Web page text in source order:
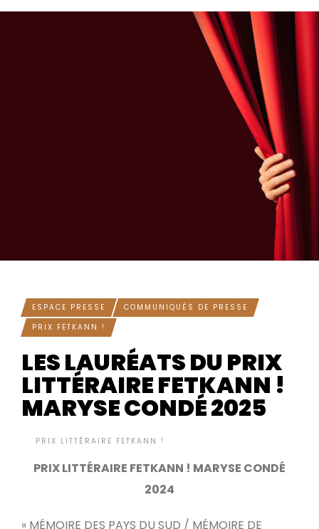
ESPACE PRESSE
COMMUNIQUÉS DE PRESSE
PRIX FETKANN !
LES LAURÉATS DU PRIX
LITTÉRAIRE FETKANN !
MARYSE CONDÉ 2025
PRIX LITTÉRAIRE FETKANN !
PRIX LITTÉRAIRE FETKANN ! MARYSE CONDÉ
2024
« MÉMOIRE DES PAYS DU SUD / MÉMOIRE DE